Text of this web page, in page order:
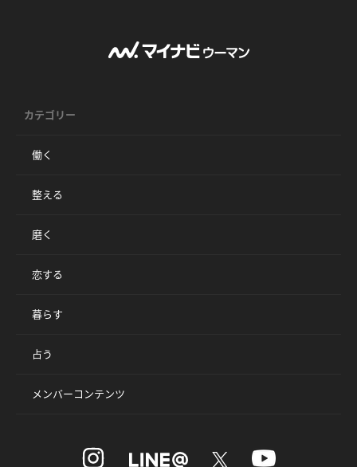
カテゴリー
働く
整える
磨く
恋する
暮らす
占う
メンバーコンテンツ